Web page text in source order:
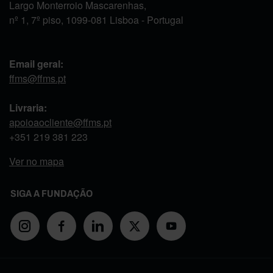
Largo Monterroio Mascarenhas,
nº 1, 7º piso, 1099-081 Lisboa - Portugal
Email geral:
ffms@ffms.pt
Livraria:
apoioaocliente@ffms.pt
+351 219 381 223
Ver no mapa
SIGA A FUNDAÇÃO